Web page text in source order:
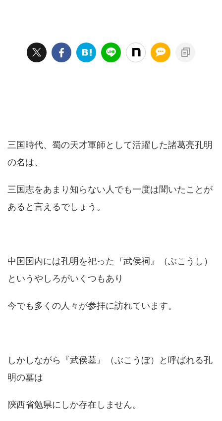
三国時代、蜀の天才軍師として活躍した諸葛亮孔明
の名は、
三国志をあまり知らない人でも一度は聞いたことが
あると言えるでしょう。
中国国内には孔明を祀った『武侯祠』（ぶこうし）
というやしろがいくつもあり
今でも多くの人々が参拝に訪れています。
しかしながら『武侯墓』（ぶこうぼ）と呼ばれる孔
明の墓は
陝西省勉県にしか存在しません。